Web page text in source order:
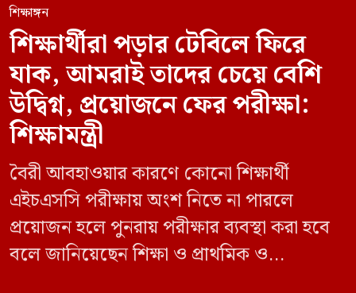
শিক্ষাঙ্গন
শিক্ষার্থীরা পড়ার টেবিলে ফিরে
যাক, আমরাই তাদের চেয়ে বেশি
উদ্বিগ্ন, প্রয়োজনে ফের পরীক্ষা:
শিক্ষামন্ত্রী
বৈরী আবহাওয়ার কারণে কোনো শিক্ষার্থী
এইচএসসি পরীক্ষায় অংশ নিতে না পারলে
প্রয়োজন হলে পুনরায় পরীক্ষার ব্যবস্থা করা হবে
বলে জানিয়েছেন শিক্ষা ও প্রাথমিক ও